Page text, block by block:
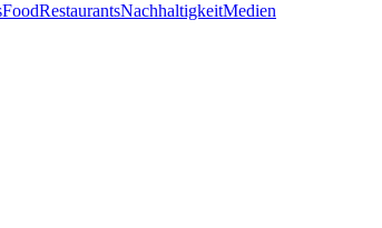
FoodRestaurantsNachhaltigkeitMedien